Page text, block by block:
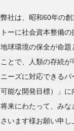
弊社は、昭和60年の
トーに社会資本整備
地球環境の保全が命題
ことで、人類の存続
ニーズに対応できる
可能な開発目標）」に
将来にわたって、み
さいます様お願い申し